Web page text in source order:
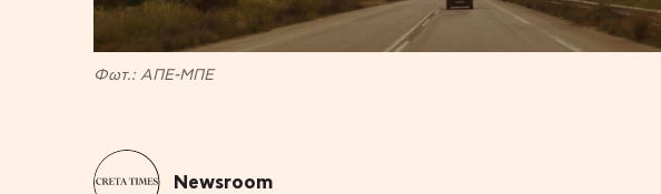
Φωτ.: ΑΠΕ-ΜΠΕ
Newsroom